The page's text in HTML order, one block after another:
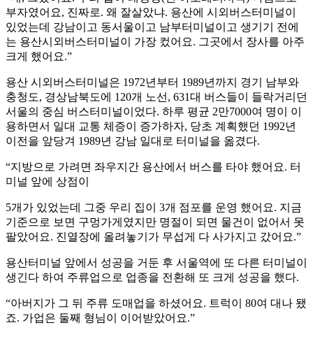
부자였어요, 진짜로. 왜 잘살았냐. 용산에 시외버스터미널이
있었는데 강남이고 동서울이고 남부터미널이고 생기기 전에
는 용산시외버스터미널이 가장 컸어요. 그곳에서 장사를 아주
크게 했어요.”
용산 시외버스터미널은 1972년부터 1989년까지 경기 남부와
충청도, 경상남북도에 120개 노선, 631대 버스들이 들락거리던
서울의 중심 버스터미널이었다. 하루 평균 2만7000여 명이 이
용하면서 일대 교통 체증이 증가하자, 당초 계획했던 1992년
이전을 앞당겨 1989년 강남 일대로 터미널을 옮겼다.
“지방으로 가려면 좌우지간 용산에서 버스를 타야 했어요. 터
미널 앞에 상점이
5개가 있었는데 그중 우리 집이 3개 점포를 운영 했어요. 지금
기준으로 보면 구멍가게였지만 명절이 되면 물건이 없어서 못
팔았어요. 진열장에 올려놓기가 무섭게 다 사가지고 갔어요.”
용산터미널 앞에서 성공을 거둔 후 서울역에 또 다른 터미널이
생긴다 하여 주류업으로 업종을 전환해 또 크게 성공을 했다.
“아버지가 그 뒤 주류 도매업을 하셨어요. 트럭이 80여 대나 됐
죠. 가업은 둘째 형님이 이어받았어요.”